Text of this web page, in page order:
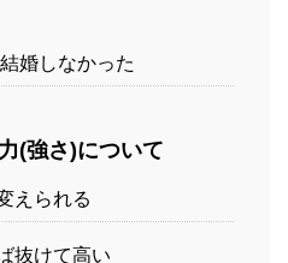
婚しなかった
(強さ)について
えられる
抜けて高い